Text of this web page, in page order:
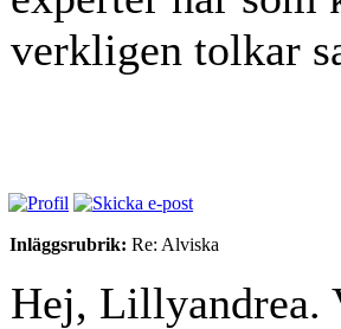
verkligen tolkar
Inläggsrubrik: Re: Alviska
Hej, Lillyandrea.